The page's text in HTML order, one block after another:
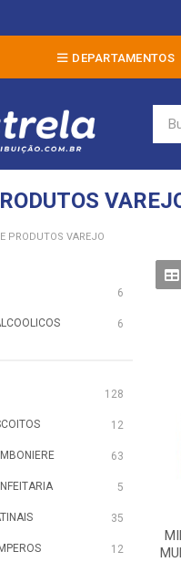
DEPARTAMENTOS
PRODUTOS VAREJO
6
6
128
12
63
5
35
12